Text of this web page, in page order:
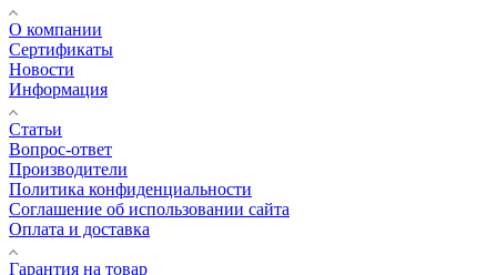
О компании
Сертификаты
Новости
Информация
Статьи
Вопрос-ответ
Производители
Политика конфиденциальности
Соглашение об использовании сайта
Оплата и доставка
Гарантия на товар